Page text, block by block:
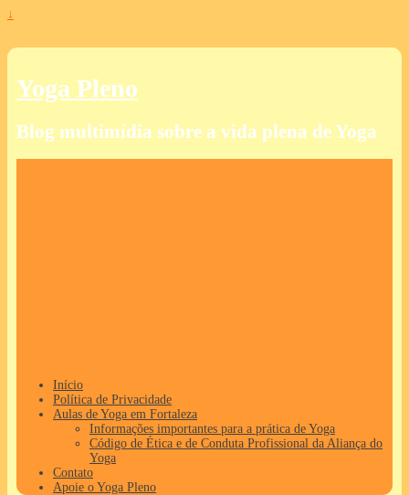
↓
Yoga Pleno
Blog multimídia sobre a vida plena de Yoga
Início
Política de Privacidade
Aulas de Yoga em Fortaleza
Informações importantes para a prática de Yoga
Código de Ética e de Conduta Profissional da Aliança do
Yoga
Contato
Apoie o Yoga Pleno